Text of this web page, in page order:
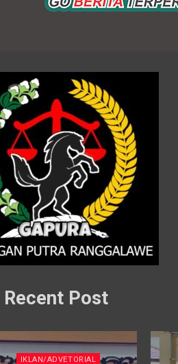
Recent Post
IKLAN/ADVETORIAL